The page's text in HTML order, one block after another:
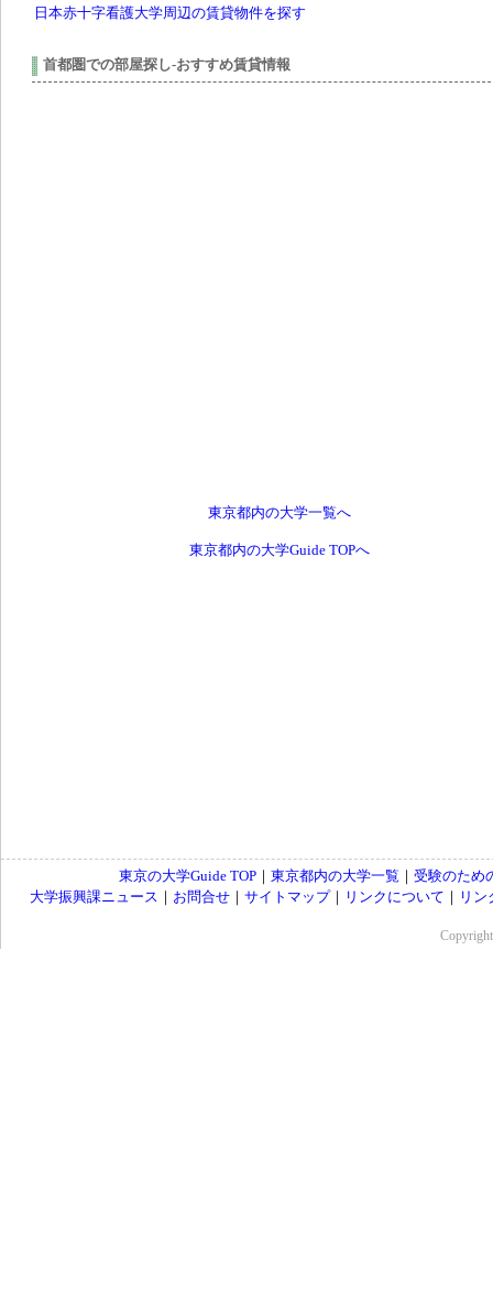
日本赤十字看護大学周辺の賃貸物件を探す
首都圏での部屋探し-おすすめ賃貸情報
東京都内の大学一覧へ
東京都内の大学Guide TOPへ
東京の大学Guide TOP｜ 東京都内の大学一覧 ｜ 受験のため
大学振興課ニュース ｜ お問合せ ｜ サイトマップ｜ リンクについて ｜ リン